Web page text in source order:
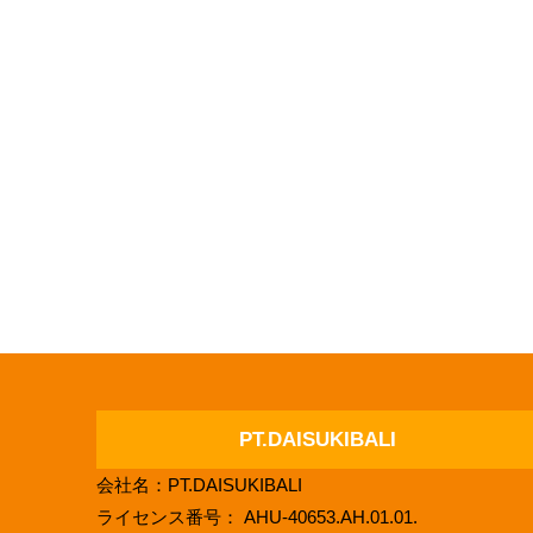
PT.DAISUKIBALI
会社名：PT.DAISUKIBALI
ライセンス番号： AHU-40653.AH.01.01.